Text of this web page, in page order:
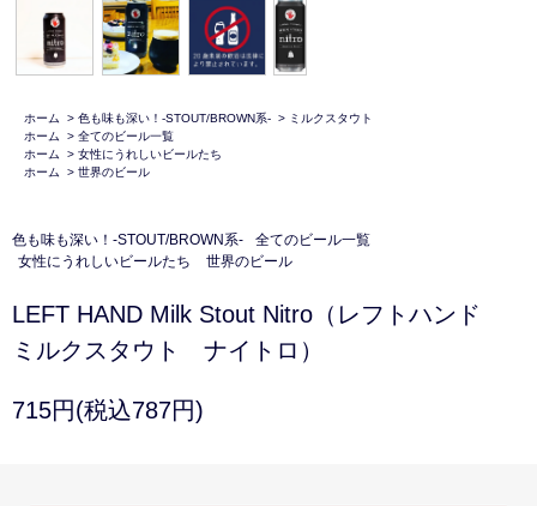
ホーム > 色も味も深い！-STOUT/BROWN系- > ミルクスタウト
ホーム
> 全てのビール一覧
ホーム
> 女性にうれしいビールたち
ホーム
> 世界のビール
色も味も深い！-STOUT/BROWN系-
全てのビール一覧
女性にうれしいビールたち
世界のビール
LEFT HAND Milk Stout Nitro（レフトハンド
ミルクスタウト ナイトロ）
715円(税込787円)